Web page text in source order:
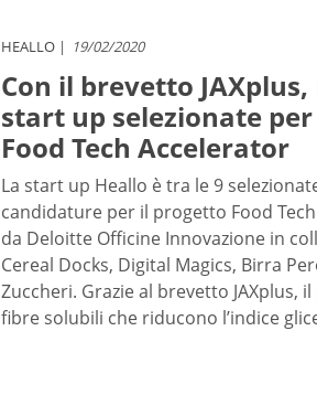
HEALLO 19/02/2020
Con il brevetto
start up selezionate
Food Tech Accelerator
La start up Heallo è tra le 9
candidature per il progetto Food
da Deloitte Officine Innovazione in
Cereal Docks, Digital Magics, Birra
Zuccheri. Grazie al brevetto JAXplus,
fibre solubili che riducono l’indice